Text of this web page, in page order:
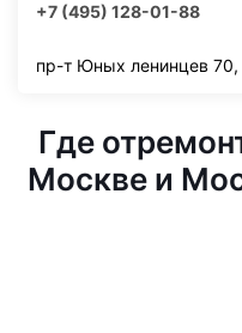
+7 (495) 128-01-88
пр-т Юных ленинцев 70,
Где
Москве и